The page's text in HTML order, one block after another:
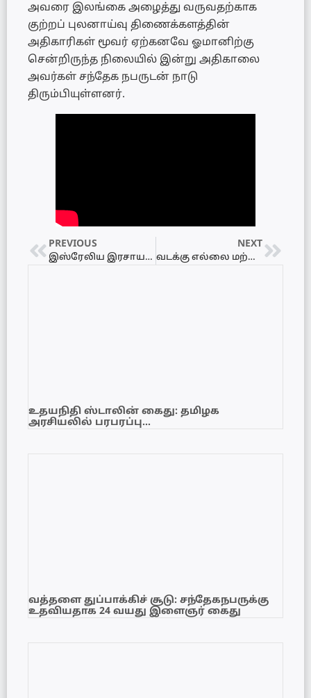
அவரை இலங்கை அழைத்து வருவதற்காக
குற்றப் புலனாய்வு திணைக்களத்தின்
அதிகாரிகள் மூவர் ஏற்கனவே ஓமானிற்கு
சென்றிருந்த நிலையில் இன்று அதிகாலை
அவர்கள் சந்தேக நபருடன் நாடு
திரும்பியுள்ளனர்.
PREVIOUS
இஸ்ரேலிய இரசாயன ஆலை மீது ஈரானிய ஏவுகணைத் தாக்குதல்! – தெற்கு இஸ்ரேலில் உச்சகட்ட அபாய எச்சரிக்கை!
NEXT
வடக்கு எல்லை மற்றும் ஹைஃபா பகுதிகளில் உச்சக்கட்ட பாதுகாப்பு – ஹிஸ்புல்லாவிற்கு எதிராகப் புதிய வியூகம்!
உதயநிதி ஸ்டாலின் கைது: தமிழக
அரசியலில் பரபரப்பு…
வத்தளை துப்பாக்கிச் சூடு: சந்தேகநபருக்கு
உதவியதாக 24 வயது இளைஞர் கைது